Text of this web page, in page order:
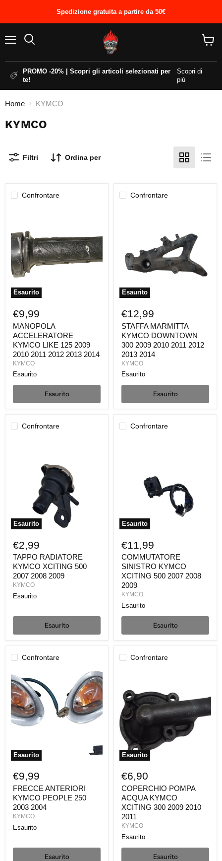
Spedizione gratuita a partire da 50€
PROMO -20% | Scopri gli articoli selezionati per
te!
Scopri di
più
Home KYMCO
KYMCO
Filtri Ordina per
Confrontare
Esaurito
LIKE
125
2009
2010
2011
2012
2014
€9,99
MANOPOLA
ACCELERATORE
KYMCO LIKE 125 2009
2010 2011 2012 2013 2014
KYMCO
Esaurito
Esaurito
Confrontare
Esaurito
2010
2011
2014
€12,99
STAFFA MARMITTA
KYMCO DOWNTOWN
300 2009 2010 2011 2012
2013 2014
KYMCO
Esaurito
Esaurito
Confrontare
Esaurito
€2,99
TAPPO RADIATORE
KYMCO XCITING 500
2007 2008 2009
KYMCO
Esaurito
Esaurito
Confrontare
Esaurito
€11,99
COMMUTATORE
SINISTRO KYMCO
XCITING 500 2007 2008
2009
KYMCO
Esaurito
Esaurito
Confrontare
Esaurito
ANTERIORI
KYMCO
PEOPLE
250
2003
2004
€9,99
FRECCE ANTERIORI
KYMCO PEOPLE 250
2003 2004
KYMCO
Esaurito
Esaurito
Confrontare
Esaurito
ACQUA
KYMCO
XCITING
300
2009
2010
2011
€6,90
COPERCHIO POMPA
ACQUA KYMCO
XCITING 300 2009 2010
2011
KYMCO
Esaurito
Esaurito